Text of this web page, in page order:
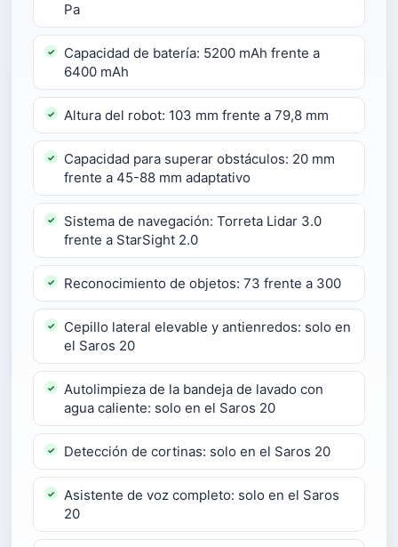
Pa
Capacidad de batería: 5200 mAh frente a
6400 mAh
Altura del robot: 103 mm frente a 79,8 mm
Capacidad para superar obstáculos: 20 mm
frente a 45-88 mm adaptativo
Sistema de navegación: Torreta Lidar 3.0
frente a StarSight 2.0
Reconocimiento de objetos: 73 frente a 300
Cepillo lateral elevable y antienredos: solo en
el Saros 20
Autolimpieza de la bandeja de lavado con
agua caliente: solo en el Saros 20
Detección de cortinas: solo en el Saros 20
Asistente de voz completo: solo en el Saros
20